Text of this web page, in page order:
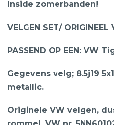
Inside zomerbanden!
VELGEN SET/
PASSEND OP EEN: VW
Gegevens velg; 8.5j19
metallic.
Originele VW velgen,